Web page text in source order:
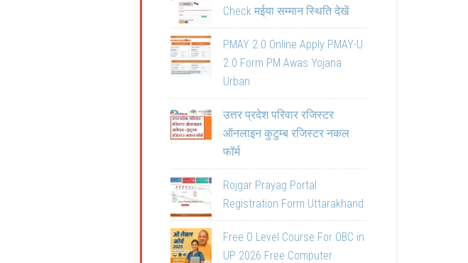
Check मईया सम्मान स्थिति देखें
PMAY 2.0 Online Apply PMAY-U
2.0 Form PM Awas Yojana
Urban
उत्तर प्रदेश परिवार रजिस्टर
ऑनलाइन कुटुम्ब रजिस्टर नकल
फॉर्म
Rojgar Prayag Portal
Registration Form Uttarakhand
Free O Level Course For OBC in
UP 2026 Free Computer